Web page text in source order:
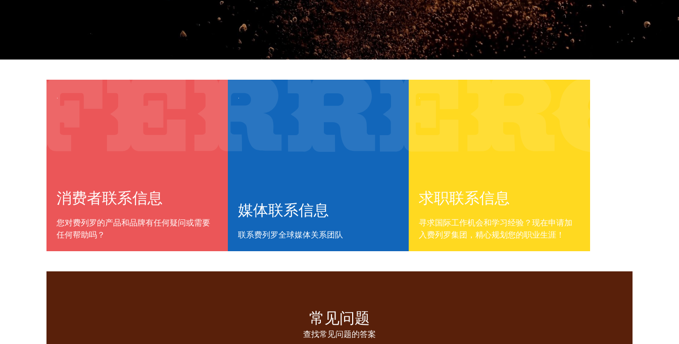
.
消费者联系信息
您对费列罗的产品和品牌有任何疑问或需要
任何帮助吗？
.
媒体联系信息
联系费列罗全球媒体关系团队
.
求职联系信息
寻求国际工作机会和学习经验？现在申请加
入费列罗集团，精心规划您的职业生涯！
常见问题
查找常见问题的答案